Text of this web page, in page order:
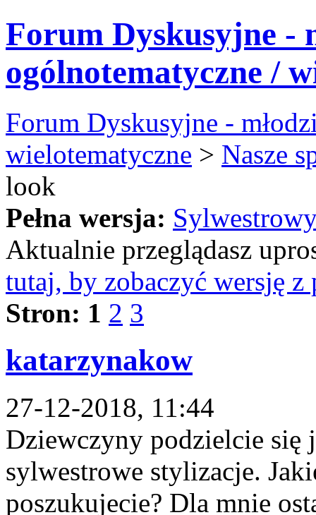
Forum Dyskusyjne -
ogólnotematyczne /
Forum Dyskusyjne -
wielotematyczne > Nasze
look
Pełna wersja:
Aktualnie przeglądasz
tutaj, by zobaczyć wersję z
Stron: 1 2 3
katarzynakow
27-12-2018, 11:44
Dziewczyny podzielcie się
sylwestrowe stylizacje.
poszukujecie? Dla mnie